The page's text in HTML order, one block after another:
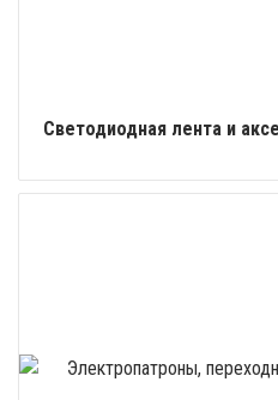
Светодиодная лента и